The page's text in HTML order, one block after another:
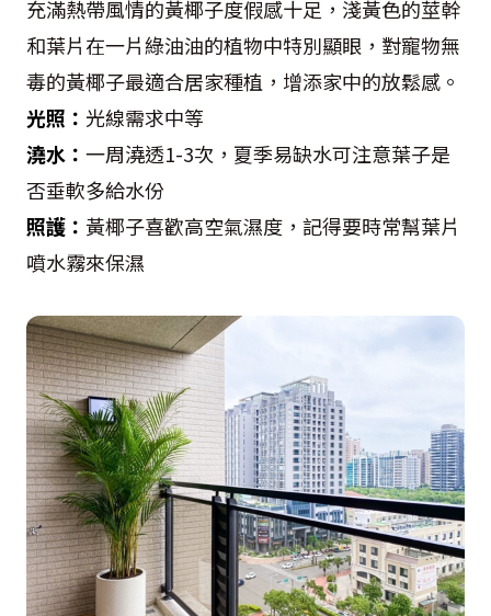
充滿熱帶風情的黃椰子度假感十足，淺黃色的莖幹
和葉片在一片綠油油的植物中特別顯眼，對寵物無
毒的黃椰子最適合居家種植，增添家中的放鬆感。
光照： 光線需求中等
澆水： 一周澆透1-3次，夏季易缺水可注意葉子是
否垂軟多給水份
照護： 黃椰子喜歡高空氣濕度，記得要時常幫葉片
噴水霧來保濕